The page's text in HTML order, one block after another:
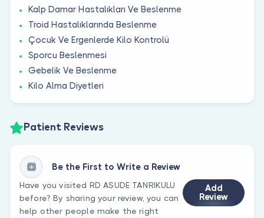
Kalp Damar Hastalıkları Ve Beslenme
Troid Hastalıklarında Beslenme
Çocuk Ve Ergenlerde Kilo Kontrolü
Sporcu Beslenmesi
Gebelik Ve Beslenme
Kilo Alma Diyetleri
Patient Reviews
Be the First to Write a Review
Have you visited RD ASUDE TANRIKULU
before? By sharing your review, you can
help other people make the right
Add
Review